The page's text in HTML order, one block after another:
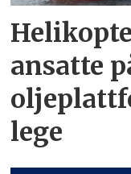
ansatte
lege